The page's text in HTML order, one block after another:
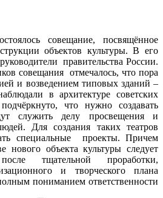
совещание, посвящённое
объектов культуры. В его
правительства России.
совещания отмечалось, что пора
и возведением типовых зданий –
в архитектуре советских
что нужно создавать
служить делу просвещения и
Для создания таких театров
специальные проекты. Причем
нового объекта культуры следует
тщательной проработки,
и творческого плана
пониманием ответственности